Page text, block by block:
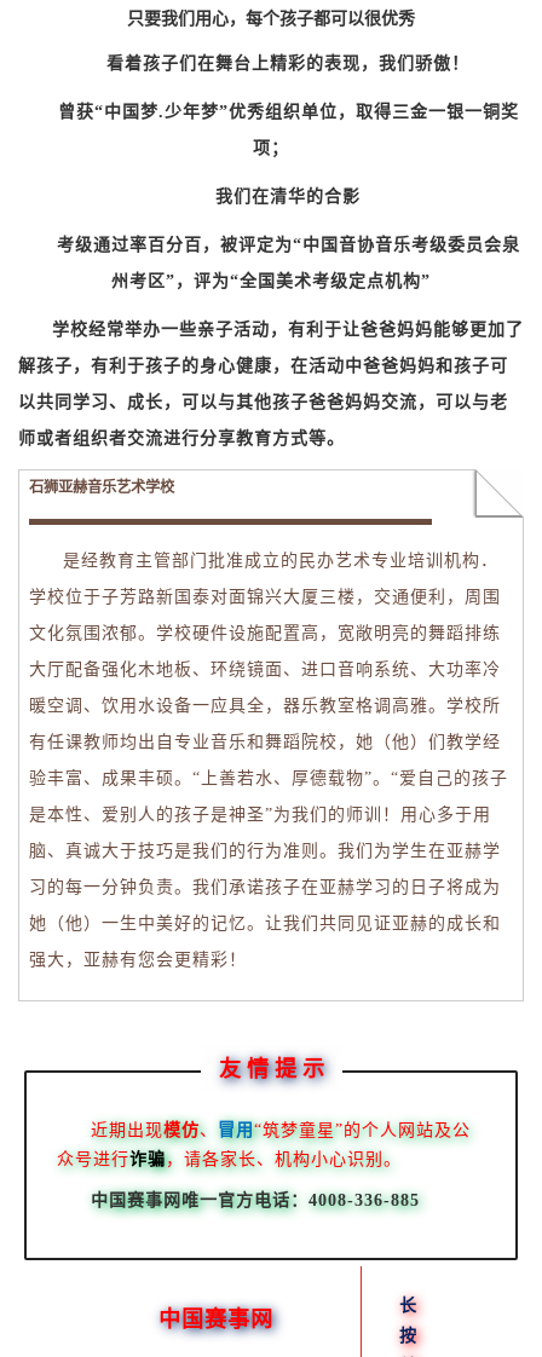
只要我们用心，每个孩子都可以很优秀
看着孩子们在舞台上精彩的表现，我们骄傲！
曾获“中国梦.少年梦”优秀组织单位，取得三金一银一铜奖
项；
我们在清华的合影
考级通过率百分百，被评定为“中国音协音乐考级委员会泉
州考区”， 评为“全国美术考级定点机构”
学校经常举办一些亲子活动 ，有利于让爸爸妈妈能够更加了
解孩子，有利于孩子的身心健康，在活动中爸爸妈妈和孩子可
以共同学习、成长，可以与其他孩子爸爸妈妈交流，可以与老
师或者组织者交流进行分享教育方式等。
石狮亚赫音乐艺术学校
是经教育主管部门批准成立的民办艺术专业培训机构．
学校位于子芳路新国泰对面锦兴大厦三楼，交通便利，周围
文化氛围浓郁。学校硬件设施配置高，宽敞明亮的舞蹈排练
大厅配备强化木地板、环绕镜面、进口音响系统、大功率冷
暖空调、饮用水设备一应具全，器乐教室格调高雅。学校所
有任课教师均出自专业音乐和舞蹈院校，她（他）们教学经
验丰富、成果丰硕。“上善若水、厚德载物”。“爱自己的孩子
是本性、爱别人的孩子是神圣”为我们的师训！用心多于用
脑、真诚大于技巧是我们的行为准则。我们为学生在亚赫学
习的每一分钟负责。我们承诺孩子在亚赫学习的日子将成为
她（他）一生中美好的记忆。让我们共同见证亚赫的成长和
强大，亚赫有您会更精彩！
友 情 提 示
近期出现模仿、 冒用“筑梦童星”的个人网站及公
众号进行诈骗，请各家长、机构小心识别。
中国赛事网唯一官方电话：4008-336-885
中国赛事网
长
按